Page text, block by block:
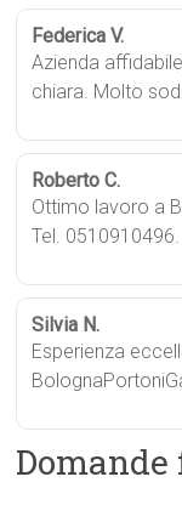
Federica V.
Azienda
chiara. Molto
Roberto C.
Ottimo lavoro a
Tel. 0510910496.
Silvia N.
Esperienza